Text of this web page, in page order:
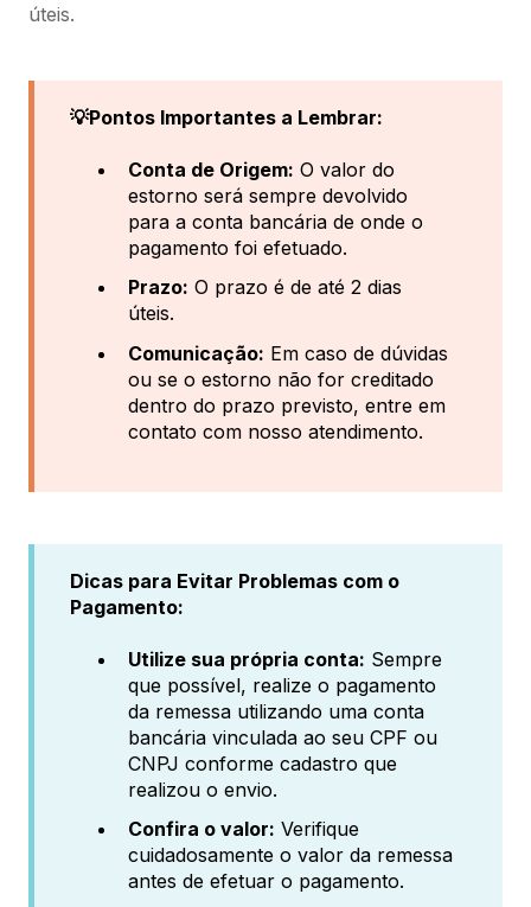
úteis.
💡Pontos Importantes a Lembrar:
Conta de Origem: O valor do
estorno será sempre devolvido
para a conta bancária de onde o
pagamento foi efetuado.
Prazo: O prazo é de até 2 dias
úteis.
Comunicação: Em caso de dúvidas
ou se o estorno não for creditado
dentro do prazo previsto, entre em
contato com nosso atendimento.
Dicas para Evitar Problemas com o
Pagamento:
Utilize sua própria conta: Sempre
que possível, realize o pagamento
da remessa utilizando uma conta
bancária vinculada ao seu CPF ou
CNPJ conforme cadastro que
realizou o envio.
Confira o valor: Verifique
cuidadosamente o valor da remessa
antes de efetuar o pagamento.